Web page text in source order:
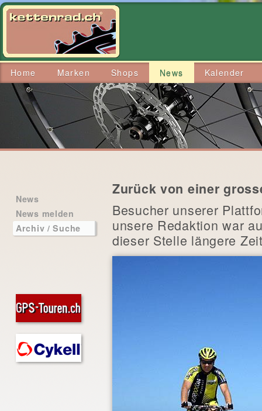
Home Marken Shops News Kalender
News
News melden
Archiv / Suche
Zurück von einer
Besucher unserer
unsere Redaktion war
dieser Stelle längere